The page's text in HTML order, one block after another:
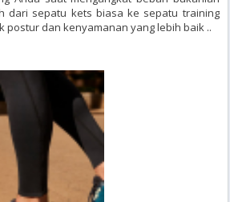
dari sepatu kets biasa ke sepatu training
postur dan kenyamanan yang lebih baik ..